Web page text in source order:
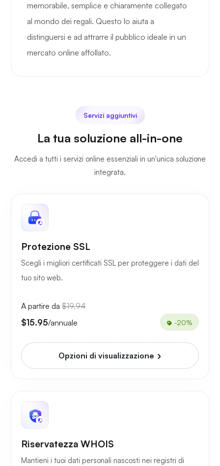
memorabile, semplice e chiaramente collegato
al mondo dei regali. Questo lo aiuta a
distinguersi e ad attrarre il pubblico ideale in un
mercato online affollato.
Servizi aggiuntivi
La tua soluzione all-in-one
Accedi a tutti i servizi online essenziali in un'unica soluzione
integrata.
Protezione SSL
Scegli i migliori certificati SSL per proteggere i dati del
tuo sito web.
A partire da $19.94
$15.95/annuale -20%
Opzioni di visualizzazione
Riservatezza WHOIS
Mantieni i tuoi dati personali nascosti nei registri di